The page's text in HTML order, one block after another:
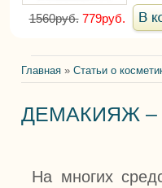
1560руб. 779руб.
Главная » Статьи о
ДЕМАКИЯЖ
На многих